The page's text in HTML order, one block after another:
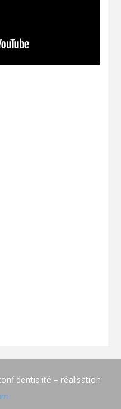
– réalisation